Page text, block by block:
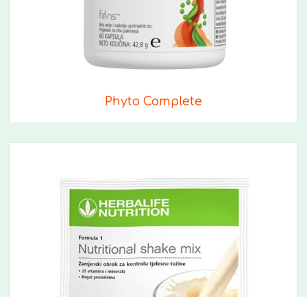
Phyto Complete